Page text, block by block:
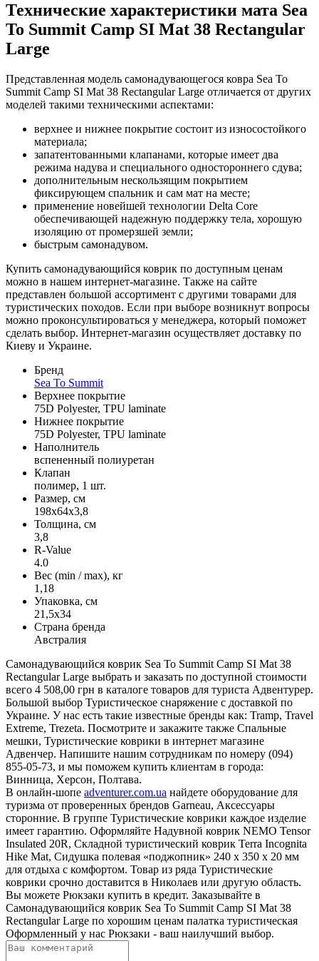
Технические характеристики мата Sea
To Summit Camp SI Mat 38 Rectangular
Large
Представленная модель самонадувающегося ковра Sea To
Summit Camp SI Mat 38 Rectangular Large отличается от других
моделей такими техническими аспектами:
верхнее и нижнее покрытие состоит из износостойкого
материала;
запатентованными клапанами, которые имеет два
режима надува и специального одностороннего сдува;
дополнительным нескользящим покрытием
фиксирующем спальник и сам мат на месте;
применение новейшей технологии Delta Core
обеспечивающей надежную поддержку тела, хорошую
изоляцию от промерзшей земли;
быстрым самонадувом.
Купить самонадувающийся коврик по доступным ценам
можно в нашем интернет-магазине. Также на сайте
представлен большой ассортимент с другими товарами для
туристических походов. Если при выборе возникнут вопросы
можно проконсультироваться у менеджера, который поможет
сделать выбор. Интернет-магазин осуществляет доставку по
Киеву и Украине.
Бренд
Sea To Summit
Верхнее покрытие
75D Polyester, TPU laminate
Нижнее покрытие
75D Polyester, TPU laminate
Наполнитель
вспененный полиуретан
Клапан
полимер, 1 шт.
Размер, см
198х64х3,8
Толщина, см
3,8
R-Value
4.0
Вес (min / max), кг
1,18
Упаковка, см
21,5x34
Страна бренда
Австралия
Самонадувающийся коврик Sea To Summit Camp SI Mat 38
Rectangular Large выбрать и заказать по доступной стоимости
всего 4 508,00 грн в каталоге товаров для туриста Адвентурер.
Большой выбор Туристическое снаряжение с доставкой по
Украине. У нас есть такие известные бренды как: Tramp, Travel
Extreme, Trezeta. Посмотрите и закажите также Спальные
мешки, Туристические коврики в интернет магазине
Адвенчер. Напишите нашим сотрудникам по номеру (094)
855-05-73, и мы поможем купить клиентам в города:
Винница, Херсон, Полтава.
В онлайн-шопе adventurer.com.ua найдете оборудование для
туризма от проверенных брендов Garneau, Аксессуары
сторонние. В группе Туристические коврики каждое изделие
имеет гарантию. Оформляйте Надувной коврик NEMO Tensor
Insulated 20R, Складной туристический коврик Terra Incognita
Hike Mat, Сидушка полевая «поджопник» 240 x 350 х 20 мм
для отдыха с комфортом. Товар из ряда Туристические
коврики срочно доставится в Николаев или другую область.
Вы можете Рюкзаки купить в кредит. Заказывайте в
Самонадувающийся коврик Sea To Summit Camp SI Mat 38
Rectangular Large по хорошим ценам палатка туристическая
Оформленный у нас Рюкзаки - ваш наилучший выбор.